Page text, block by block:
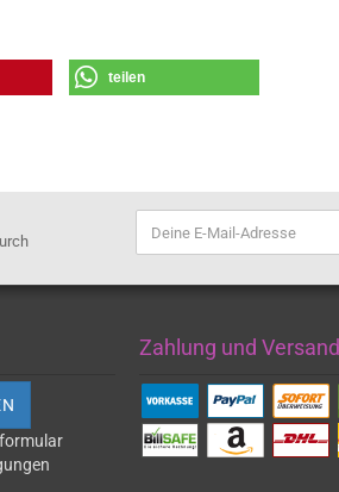
teilen
Zahlung und Versand